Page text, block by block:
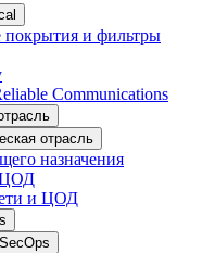
покрытия и фильтры
Communications
отрасль
назначения
ЦОД
и ЦОД